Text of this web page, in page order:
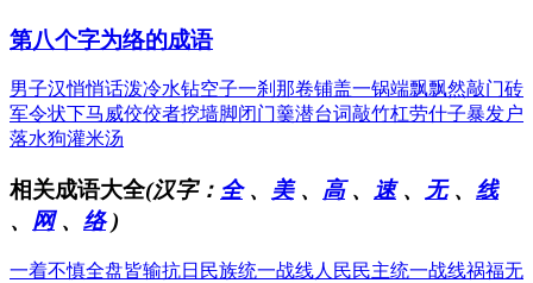
第八个字为络的成语
男子汉悄悄话泼冷水钻空子一刹那卷铺盖一锅端飘飘然敲门砖
军令状下马威佼佼者挖墙脚闭门羹潜台词敲竹杠劳什子暴发户
落水狗灌米汤
相关成语大全(汉字： 全、 美、 高、 速、 无、 线
、 网、 络)
一着不慎全盘皆输抗日民族统一战线人民民主统一战线祸福无